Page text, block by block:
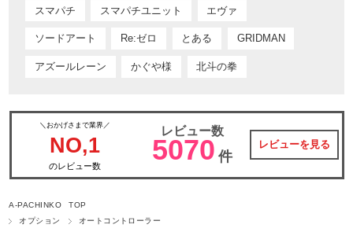
スマパチ スマパチユニット エヴァ
ソードアート Re:ゼロ とある GRIDMAN
アズールレーン かぐや様 北斗の拳
＼おかげさまで業界／
NO,1
のレビュー数
レビュー数
5070 件
レビューを見る
A-PACHINKO TOP
オプション
オートコントローラー